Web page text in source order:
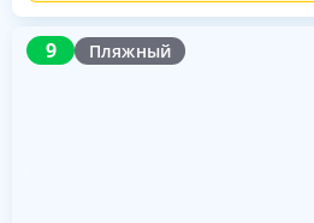
9 Пляжный
9